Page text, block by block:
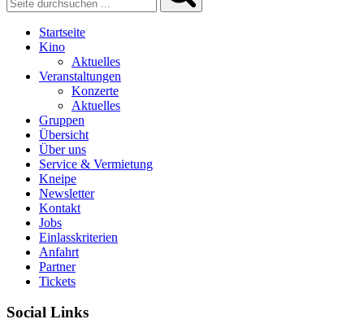
Startseite
Kino
Aktuelles
Veranstaltungen
Konzerte
Aktuelles
Gruppen
Übersicht
Über uns
Service & Vermietung
Kneipe
Newsletter
Kontakt
Jobs
Einlasskriterien
Anfahrt
Partner
Tickets
Social Links